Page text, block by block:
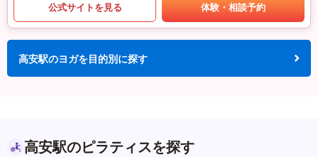
公式サイトを見る 体験・相談予約
高安駅のヨガを目的別に探す
高安駅のピラティスを探す